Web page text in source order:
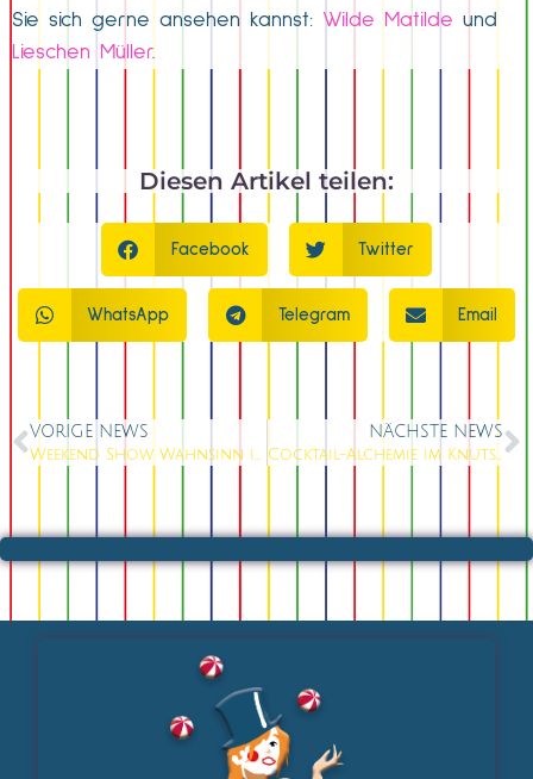
Sie sich gerne ansehen kannst: Wilde Matilde und
Lieschen Müller.
Diesen Artikel teilen:
Facebook Twitter
WhatsApp Telegram Email
VORIGE NEWS
Weekend Show Wahnsinn im Knutschfleck: Alexanderplatz ruft, KOMMT ZU UNS, bevor die Tickets weg sind!
NÄCHSTE NEWS
Cocktail-Alchemie im Knutschfleck: Alexanderplatz explodiert in Farbe, Geschmack & Glitzer-Magie!